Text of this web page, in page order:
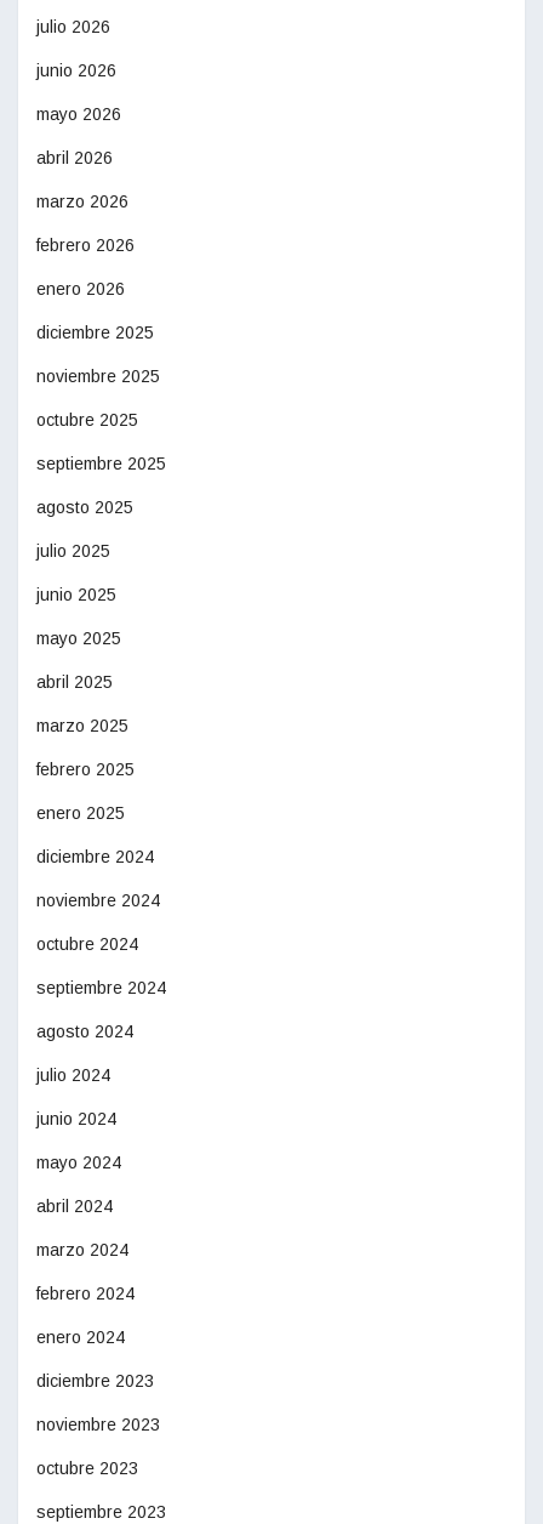
julio 2026
junio 2026
mayo 2026
abril 2026
marzo 2026
febrero 2026
enero 2026
diciembre 2025
noviembre 2025
octubre 2025
septiembre 2025
agosto 2025
julio 2025
junio 2025
mayo 2025
abril 2025
marzo 2025
febrero 2025
enero 2025
diciembre 2024
noviembre 2024
octubre 2024
septiembre 2024
agosto 2024
julio 2024
junio 2024
mayo 2024
abril 2024
marzo 2024
febrero 2024
enero 2024
diciembre 2023
noviembre 2023
octubre 2023
septiembre 2023